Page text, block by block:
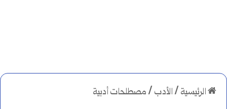
الرئيسية /الأدب /مصطلحات أدبية